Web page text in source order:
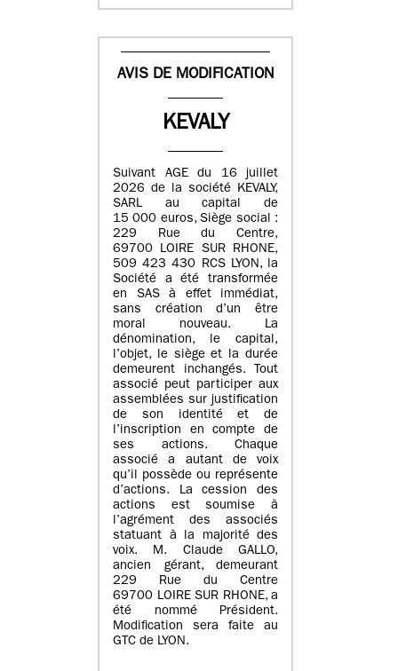
AVIS DE MODIFICATION
KEVALY
Suivant AGE du 16 juillet
2026 de la société KEVALY,
SARL au capital de
15 000 euros, Siège social :
229 Rue du Centre,
69700 LOIRE SUR RHONE,
509 423 430 RCS LYON, la
Société a été transformée
en SAS à effet immédiat,
sans création d’un être
moral nouveau. La
dénomination, le capital,
l’objet, le siège et la durée
demeurent inchangés. Tout
associé peut participer aux
assemblées sur justification
de son identité et de
l’inscription en compte de
ses actions. Chaque
associé a autant de voix
qu’il possède ou représente
d’actions. La cession des
actions est soumise à
l’agrément des associés
statuant à la majorité des
voix. M. Claude GALLO,
ancien gérant, demeurant
229 Rue du Centre
69700 LOIRE SUR RHONE, a
été nommé Président.
Modification sera faite au
GTC de LYON.